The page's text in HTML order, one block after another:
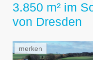
3.850 m² im
von Dresden
merken